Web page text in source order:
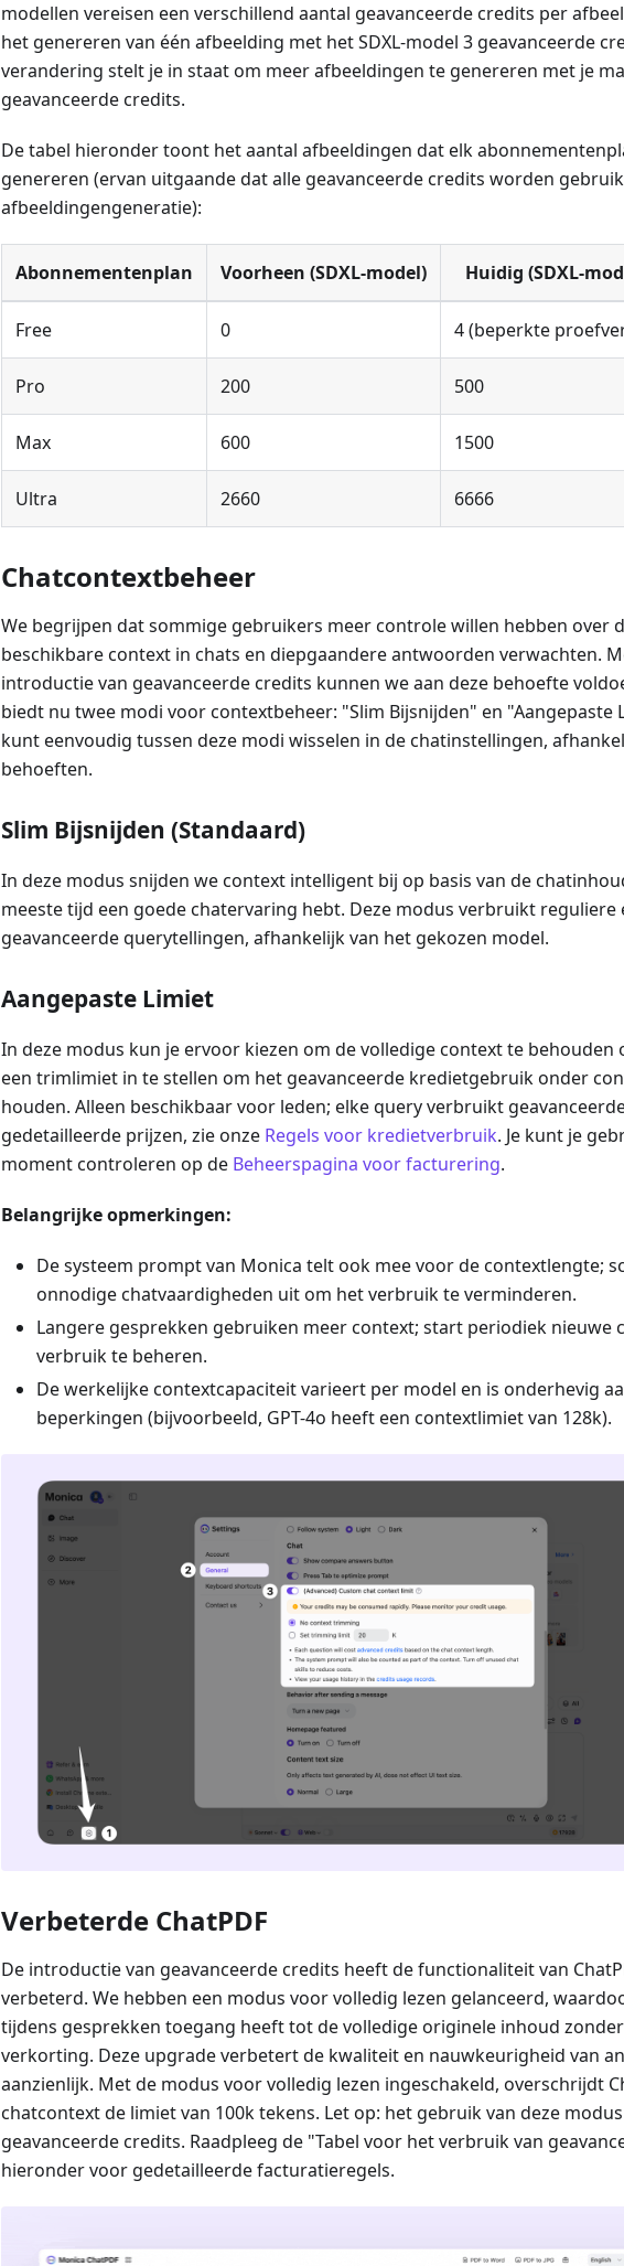
modellen vereisen een verschillend aantal geavanceerde credits per
het genereren van één afbeelding met het SDXL-model 3 geavanceerde
verandering stelt je in staat om meer afbeeldingen te genereren met je
geavanceerde credits.
De tabel hieronder toont het aantal afbeeldingen dat elk
genereren (ervan uitgaande dat alle geavanceerde credits worden
afbeeldingengeneratie):
Abonnementenplan Voorheen (SDXL-model) Huidig (SDXL-
Free 0 4 (beperkte
Pro 200 500
Max 600 1500
Ultra 2660 6666
Chatcontextbeheer
We begrijpen dat sommige gebruikers meer controle willen hebben over
beschikbare context in chats en diepgaandere antwoorden verwachten.
introductie van geavanceerde credits kunnen we aan deze behoefte
biedt nu twee modi voor contextbeheer: "Slim Bijsnijden" en "Aangepaste
kunt eenvoudig tussen deze modi wisselen in de chatinstellingen,
behoeften.
Slim Bijsnijden (Standaard)
In deze modus snijden we context intelligent bij op basis van de
meeste tijd een goede chatervaring hebt. Deze modus verbruikt reguliere
geavanceerde querytellingen, afhankelijk van het gekozen model.
Aangepaste Limiet
In deze modus kun je ervoor kiezen om de volledige context te behouden
een trimlimiet in te stellen om het geavanceerde kredietgebruik onder
houden. Alleen beschikbaar voor leden; elke query verbruikt
gedetailleerde prijzen, zie onze Regels voor kredietverbruik. Je kunt je
moment controleren op de Beheerspagina voor facturering.
Belangrijke opmerkingen:
De systeem prompt van Monica telt ook mee voor de contextlengte;
onnodige chatvaardigheden uit om het verbruik te verminderen.
Langere gesprekken gebruiken meer context; start periodiek nieuwe
verbruik te beheren.
De werkelijke contextcapaciteit varieert per model en is onderhevig
beperkingen (bijvoorbeeld, GPT-4o heeft een contextlimiet van 128k).
Verbeterde ChatPDF
De introductie van geavanceerde credits heeft de functionaliteit van
verbeterd. We hebben een modus voor volledig lezen gelanceerd,
tijdens gesprekken toegang heeft tot de volledige originele inhoud
verkorting. Deze upgrade verbetert de kwaliteit en nauwkeurigheid van
aanzienlijk. Met de modus voor volledig lezen ingeschakeld, overschrijdt
chatcontext de limiet van 100k tekens. Let op: het gebruik van deze
geavanceerde credits. Raadpleeg de "Tabel voor het verbruik van
hieronder voor gedetailleerde facturatieregels.